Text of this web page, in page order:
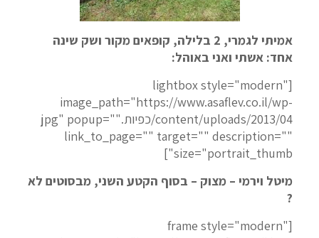
אמיתי לגמרי, 2 בלילה, קופאים מקור ושק שינה
אחד: אשתי ואני באוהל:
[lightbox style="modern"
image_path="https://www.asaflev.co.il/wp-
content/uploads/2013/04/כפיות.jpg" popup=""
link_to_page="" target="" description=""
size="portrait_thumb"]
מיטל וירמי – מצוק – בסוף הקטע השני, מבסוטים לא
?
[frame style="modern"